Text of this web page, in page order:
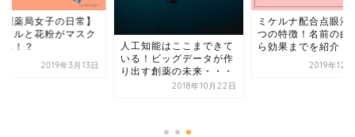
剤薬局女子の日常】
フルと花粉がマスク
る！？
2019年3月13日
人工知能はここまできて
いる！ビッグデータが作
り出す創薬の未来・・・
2018年10月22日
ミケルナ配合点眼液
つの特徴！名前の由
ら効果までを紹介！
2019年12